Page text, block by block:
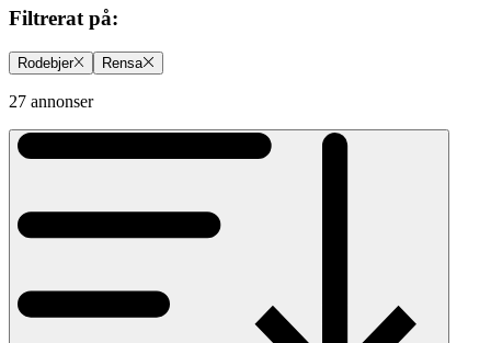
Filtrerat på:
Rodebjer Rensa
27 annonser